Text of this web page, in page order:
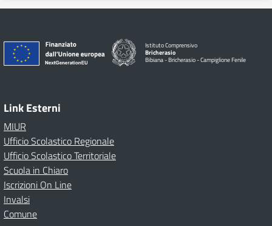
Istituto Comprensivo
Bricherasio
Bibiana - Bricherasio - Campiglione Fenile
Link Esterni
MIUR
Ufficio Scolastico Regionale
Ufficio Scolastico Territoriale
Scuola in Chiaro
Iscrizioni On Line
Invalsi
Comune